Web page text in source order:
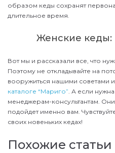
образом кеды сохранят
длительное время.
Женские кеды:
Вот мы и рассказали все, что
Поэтому не откладывайте на
вооружиться нашими советами
каталоге “Мариго”. А если
менеджерам-консультантам.
подойдет именно вам.
своих новеньких кедах!
Похожие статьи